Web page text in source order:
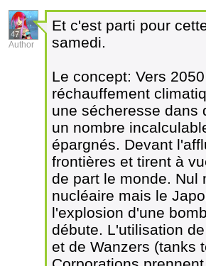
47
Author
Et c'est parti pour
samedi.
Le concept: Vers
réchauffement
une sécheresse dans
un nombre
épargnés. Devant
frontières et tirent à
de part le monde. Nul
nucléaire mais le
l'explosion d'une
débute. L'utilisation
et de Wanzers (tanks